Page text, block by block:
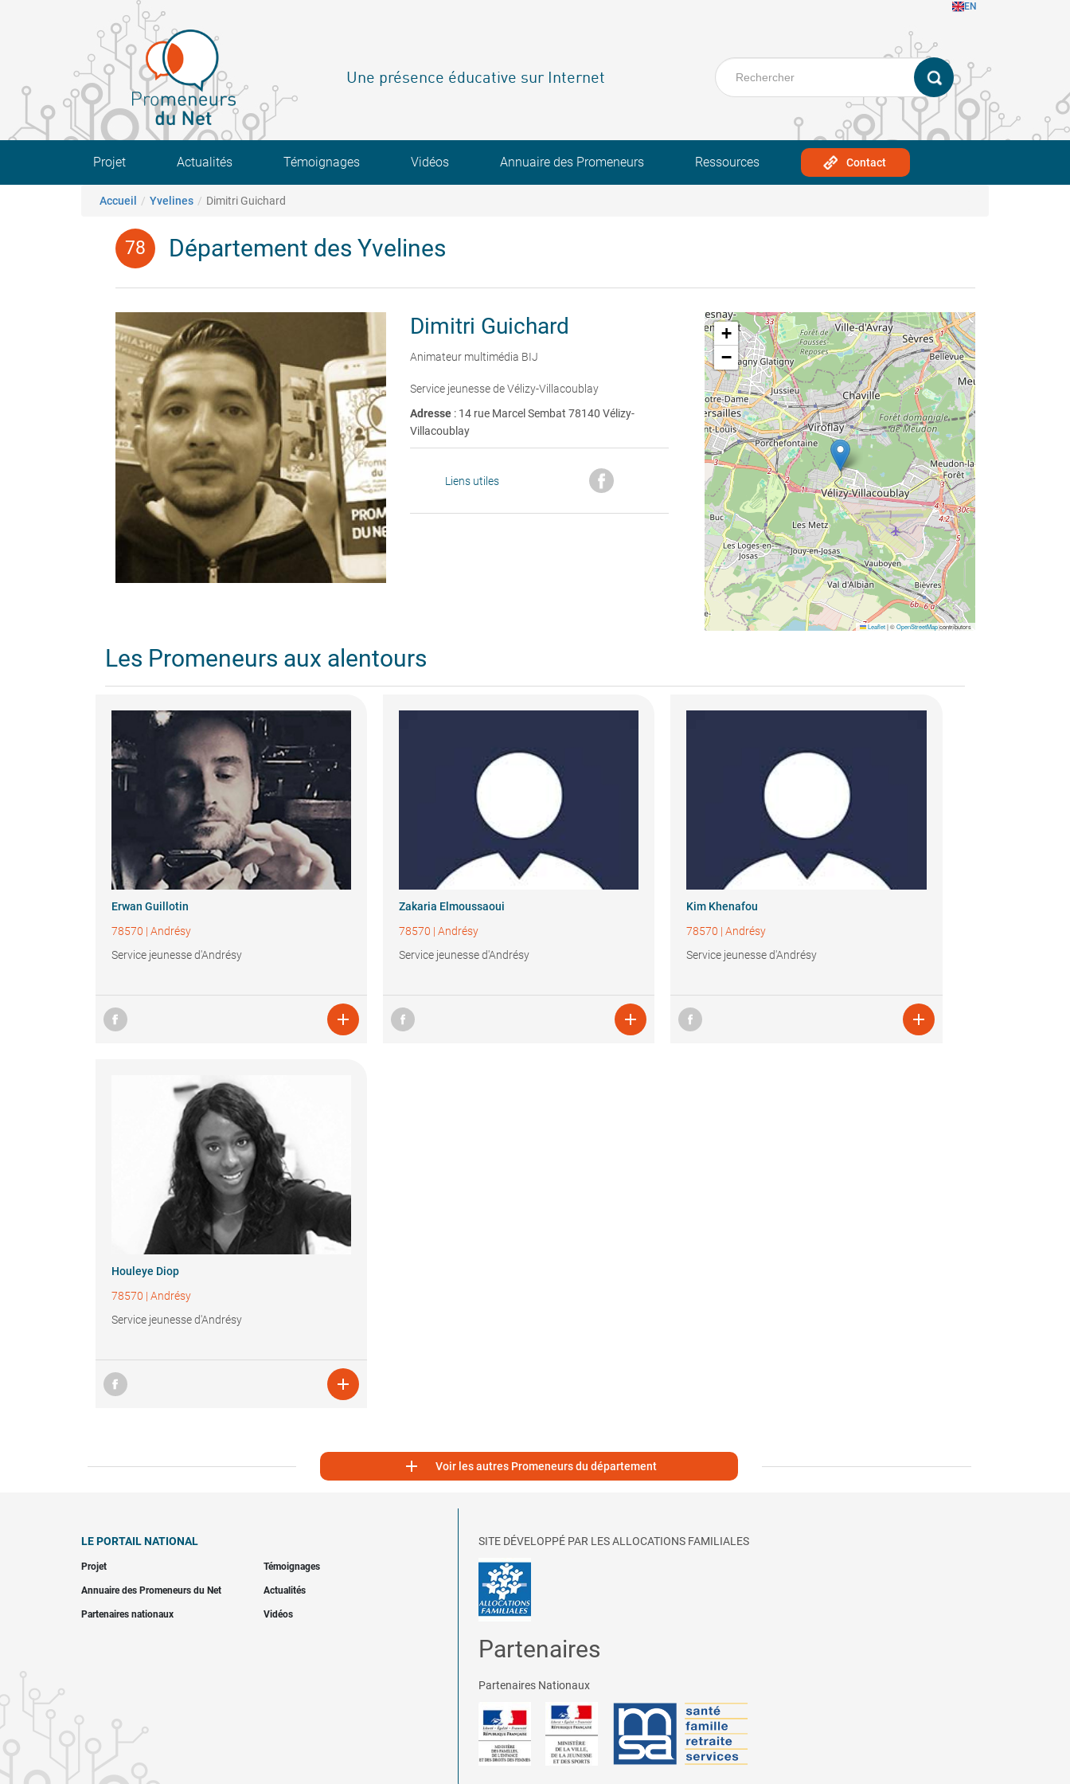
EN
Une présence éducative sur Internet
Main navigation
Projet Actualités Témoignages Vidéos Annuaire des Promeneurs Ressources Contact
Fil d'Ariane
Accueil Yvelines Dimitri Guichard
Département des Yvelines
Dimitri Guichard
Animateur multimédia BIJ
Service jeunesse de Vélizy-Villacoublay
Adresse : 14 rue Marcel Sembat 78140 Vélizy-
Villacoublay
Liens utiles
+
−
Leaflet |©OpenStreetMapcontributors
Les Promeneurs aux alentours
Erwan Guillotin
78570 | Andrésy
Service jeunesse d'Andrésy

Zakaria Elmoussaoui
78570 | Andrésy
Service jeunesse d'Andrésy

Kim Khenafou
78570 |Andrésy
Service jeunesse d'Andrésy

Houleye Diop
78570 | Andrésy
Service jeunesse d'Andrésy

 Voir les autres Promeneurs du département
LE PORTAIL NATIONAL
Projet Témoignages
Annuaire des Promeneurs du Net Actualités
Partenaires nationaux Vidéos
SITE DÉVELOPPÉ PAR LES ALLOCATIONS FAMILIALES
Partenaires
Partenaires Nationaux